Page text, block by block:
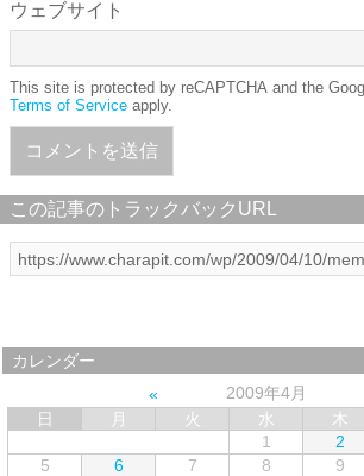
ウェブサイト
This site is protected by reCAPTCHA and the
Terms of Service apply.
この記事のトラックバックURL
カレンダー
2009年4月
日
月 火 水 木
1
2
5
6 7 8 9